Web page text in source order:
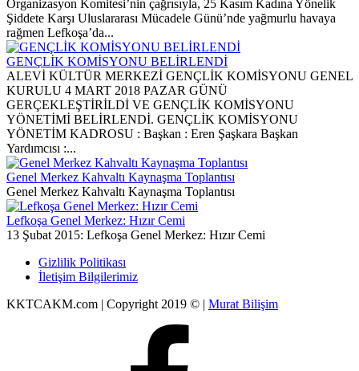
Organizasyon Komitesi’nin çağrısıyla, 25 Kasım Kadına Yönelik
Şiddete Karşı Uluslararası Mücadele Günü’nde yağmurlu havaya
rağmen Lefkoşa’da...
GENÇLİK KOMİSYONU BELİRLENDİ
ALEVİ KÜLTÜR MERKEZİ GENÇLİK KOMİSYONU GENEL
KURULU 4 MART 2018 PAZAR GÜNÜ
GERÇEKLEŞTİRİLDİ VE GENÇLİK KOMİSYONU
YÖNETİMİ BELİRLENDİ. GENÇLİK KOMİSYONU
YÖNETİM KADROSU : Başkan : Eren Şaşkara Başkan
Yardımcısı :...
Genel Merkez Kahvaltı Kaynaşma Toplantısı
Genel Merkez Kahvaltı Kaynaşma Toplantısı
Lefkoşa Genel Merkez: Hızır Cemi
13 Şubat 2015: Lefkoşa Genel Merkez: Hızır Cemi
Gizlilik Politikası
İletişim Bilgilerimiz
KKTCAKM.com | Copyright 2019 © | Murat Bilişim